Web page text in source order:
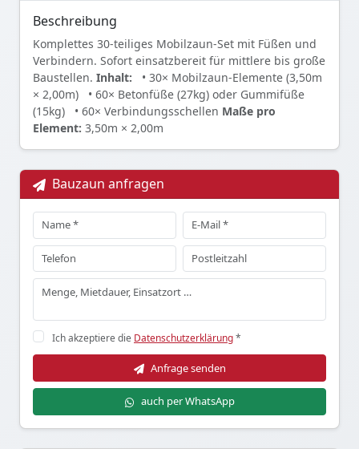
Beschreibung
Komplettes 30-teiliges Mobilzaun-Set mit Füßen und
Verbindern. Sofort einsatzbereit für mittlere bis große
Baustellen. Inhalt:
• 30× Mobilzaun-Elemente (3,50m
× 2,00m)
• 60× Betonfüße (27kg) oder Gummifüße
(15kg)
• 60× Verbindungsschellen Maße pro
Element: 3,50m × 2,00m
Bauzaun anfragen
Ich akzeptiere die Datenschutzerklärung*
Anfrage senden
auch per WhatsApp